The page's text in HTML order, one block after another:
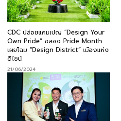
CDC ปล่อยแคมเปญ “Design Your
Own Pride” ฉลอง Pride Month
เผยโฉม “Design District” เมืองแห่ง
ดีไซน์
21/06/2024